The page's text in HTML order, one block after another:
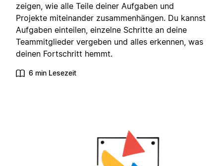
zeigen, wie alle Teile deiner Aufgaben und
Projekte miteinander zusammenhängen. Du kannst
Aufgaben einteilen, einzelne Schritte an deine
Teammitglieder vergeben und alles erkennen, was
deinen Fortschritt hemmt.
6 min Lesezeit